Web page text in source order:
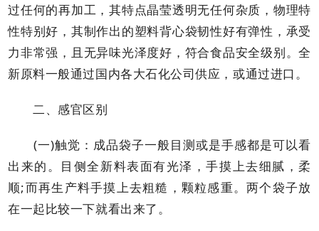
过任何的再加工，其特点晶莹透明无任何杂质，物理特
性特别好，其制作出的塑料背心袋韧性好有弹性，承受
力非常强，且无异味光泽度好，符合食品安全级别。全
新原料一般通过国内各大石化公司供应，或通过进口。
二、感官区别
(一)触觉：成品袋子一般目测或是手感都是可以看
出来的。目侧全新料表面有光泽，手摸上去细腻，柔
顺;而再生产料手摸上去粗糙，颗粒感重。两个袋子放
在一起比较一下就看出来了。